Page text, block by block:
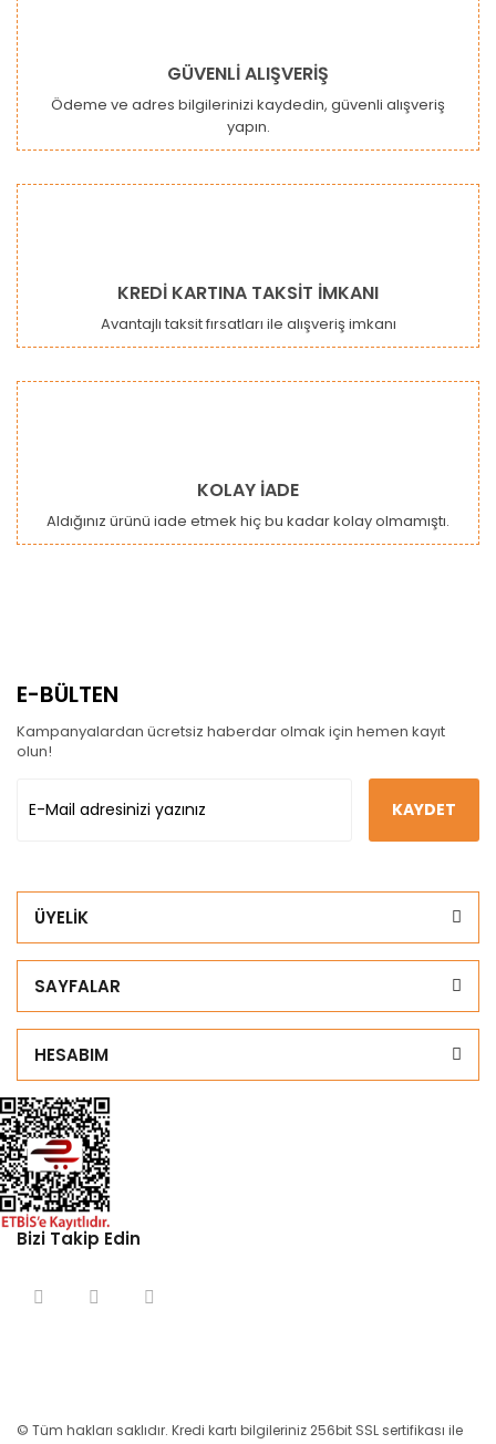
Gönder
GÜVENLİ ALIŞVERİŞ
Ödeme ve adres bilgilerinizi kaydedin, güvenli alışveriş
yapın.
KREDİ KARTINA TAKSİT İMKANI
Avantajlı taksit fırsatları ile alışveriş imkanı
KOLAY İADE
Aldığınız ürünü iade etmek hiç bu kadar kolay olmamıştı.
E-BÜLTEN
Kampanyalardan ücretsiz haberdar olmak için hemen kayıt
olun!
KAYDET
ÜYELİK
SAYFALAR
HESABIM
Bizi Takip Edin
© Tüm hakları saklıdır. Kredi kartı bilgileriniz 256bit SSL sertifikası ile